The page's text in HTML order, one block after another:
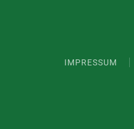
IMPRESSUM